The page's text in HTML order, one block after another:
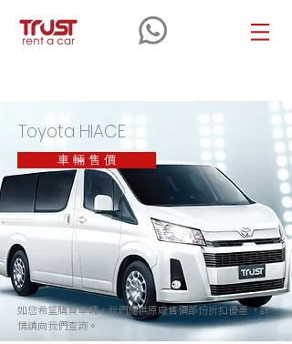
Toyota HIACE
車 輛 售 價
如您希望購買車輛，我們提供原廠售價部份折扣優惠 ，詳
情請向我們查詢。